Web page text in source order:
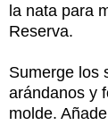
la nata para
Reserva.
Sumerge los
arándanos y
molde.